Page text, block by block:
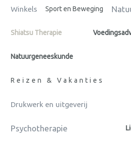
Winkels Sport en Beweging
Shiatsu Therapie
Natuurgeneeskunde
Reizen & Vakanties
Drukwerk en uitgeverij
Psychotherapie